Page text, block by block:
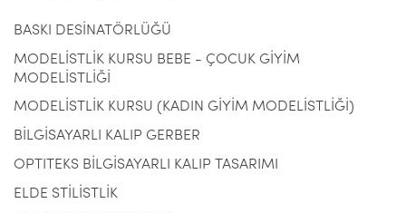
BASKI DESİNATÖRLÜĞÜ
MODELİSTLİK KURSU BEBE - ÇOCUK GİYİM
MODELİSTLİĞİ
MODELİSTLİK KURSU (KADIN GİYİM MODELİSTLİĞİ)
BİLGİSAYARLI KALIP GERBER
OPTITEKS BİLGİSAYARLI KALIP TASARIMI
ELDE STİLİSTLİK